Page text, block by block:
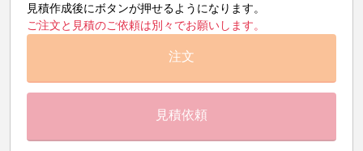
見積作成後にボタンが押せるようになります。
ご注文と見積のご依頼は別々でお願いします。
注文
見積依頼